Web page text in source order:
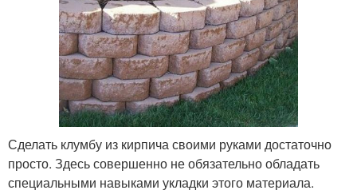
Сделать клумбу из кирпича своими руками достаточно
просто. Здесь совершенно не обязательно обладать
специальными навыками укладки этого материала.